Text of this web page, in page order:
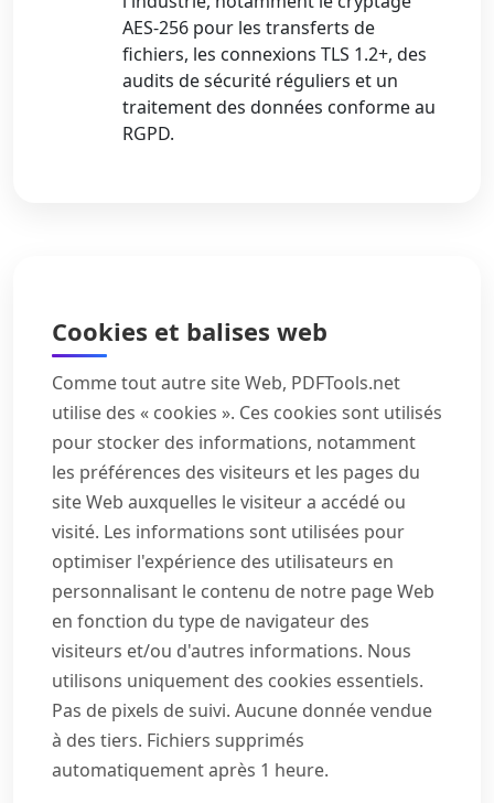
AES-256 pour les transferts de
fichiers, les connexions TLS 1.2+, des
audits de sécurité réguliers et un
traitement des données conforme au
RGPD.
Cookies et balises web
Comme tout autre site Web, PDFTools.net
utilise des « cookies ». Ces cookies sont utilisés
pour stocker des informations, notamment
les préférences des visiteurs et les pages du
site Web auxquelles le visiteur a accédé ou
visité. Les informations sont utilisées pour
optimiser l'expérience des utilisateurs en
personnalisant le contenu de notre page Web
en fonction du type de navigateur des
visiteurs et/ou d'autres informations. Nous
utilisons uniquement des cookies essentiels.
Pas de pixels de suivi. Aucune donnée vendue
à des tiers. Fichiers supprimés
automatiquement après 1 heure.